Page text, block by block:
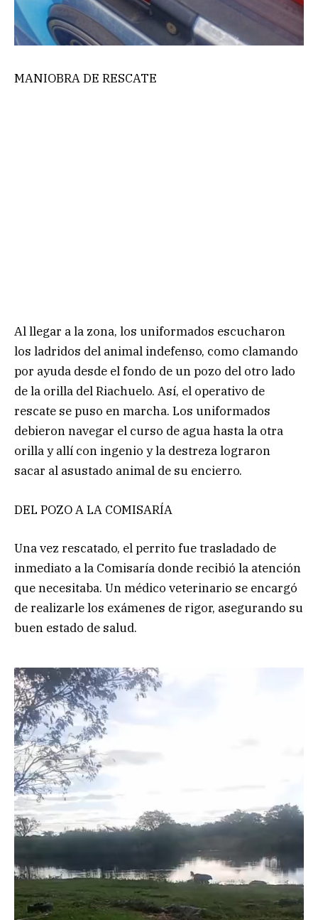
MANIOBRA DE RESCATE
Al llegar a la zona, los uniformados escucharon
los ladridos del animal indefenso, como clamando
por ayuda desde el fondo de un pozo del otro lado
de la orilla del Riachuelo. Así, el operativo de
rescate se puso en marcha. Los uniformados
debieron navegar el curso de agua hasta la otra
orilla y allí con ingenio y la destreza lograron
sacar al asustado animal de su encierro.
DEL POZO A LA COMISARÍA
Una vez rescatado, el perrito fue trasladado de
inmediato a la Comisaría donde recibió la atención
que necesitaba. Un médico veterinario se encargó
de realizarle los exámenes de rigor, asegurando su
buen estado de salud.